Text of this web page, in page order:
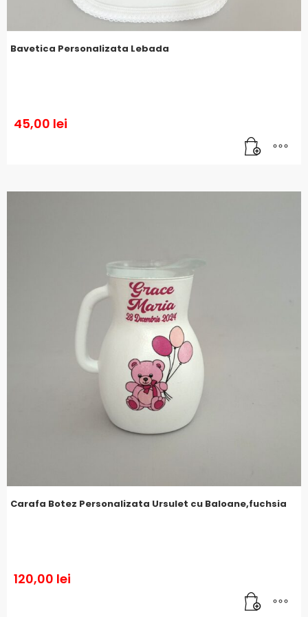
Bavetica Personalizata Lebada
45,00 lei
Carafa Botez Personalizata Ursulet cu Baloane,fuchsia
120,00 lei